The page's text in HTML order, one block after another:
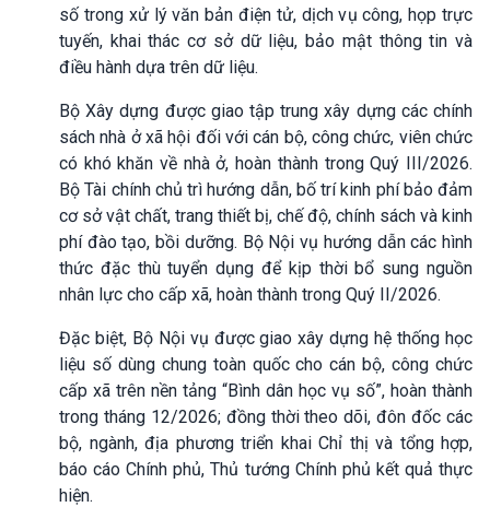
số trong xử lý văn bản điện tử, dịch vụ công, họp trực
tuyến, khai thác cơ sở dữ liệu, bảo mật thông tin và
điều hành dựa trên dữ liệu.
Bộ Xây dựng được giao tập trung xây dựng các chính
sách nhà ở xã hội đối với cán bộ, công chức, viên chức
có khó khăn về nhà ở, hoàn thành trong Quý III/2026.
Bộ Tài chính chủ trì hướng dẫn, bố trí kinh phí bảo đảm
cơ sở vật chất, trang thiết bị, chế độ, chính sách và kinh
phí đào tạo, bồi dưỡng. Bộ Nội vụ hướng dẫn các hình
thức đặc thù tuyển dụng để kịp thời bổ sung nguồn
nhân lực cho cấp xã, hoàn thành trong Quý II/2026.
Đặc biệt, Bộ Nội vụ được giao xây dựng hệ thống học
liệu số dùng chung toàn quốc cho cán bộ, công chức
cấp xã trên nền tảng “Bình dân học vụ số”, hoàn thành
trong tháng 12/2026; đồng thời theo dõi, đôn đốc các
bộ, ngành, địa phương triển khai Chỉ thị và tổng hợp,
báo cáo Chính phủ, Thủ tướng Chính phủ kết quả thực
hiện.